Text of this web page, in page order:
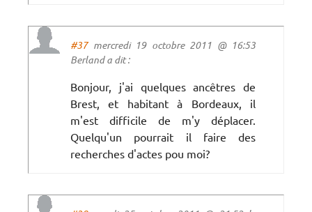
#37mercredi 19 octobre 2011 @ 16:53
Berland a dit :
Bonjour, j'ai quelques ancêtres de
Brest, et habitant à Bordeaux, il
m'est difficile de m'y déplacer.
Quelqu'un pourrait il faire des
recherches d'actes pou moi?